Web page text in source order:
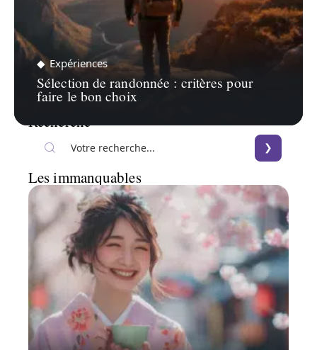
Expériences
Sélection de randonnée : critères pour
faire le bon choix
Recherche
Les immanquables